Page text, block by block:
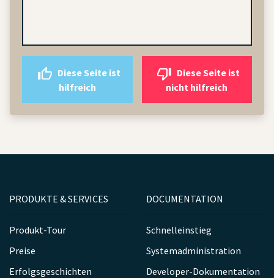
hilfreich
nicht hilfreich
PRODUKTE & SERVICES
Produkt-Tour
Preise
Erfolgsgeschichten
DOCUMENTATION
Schnelleinstieg
Systemadministration
Developer-Dokumentation